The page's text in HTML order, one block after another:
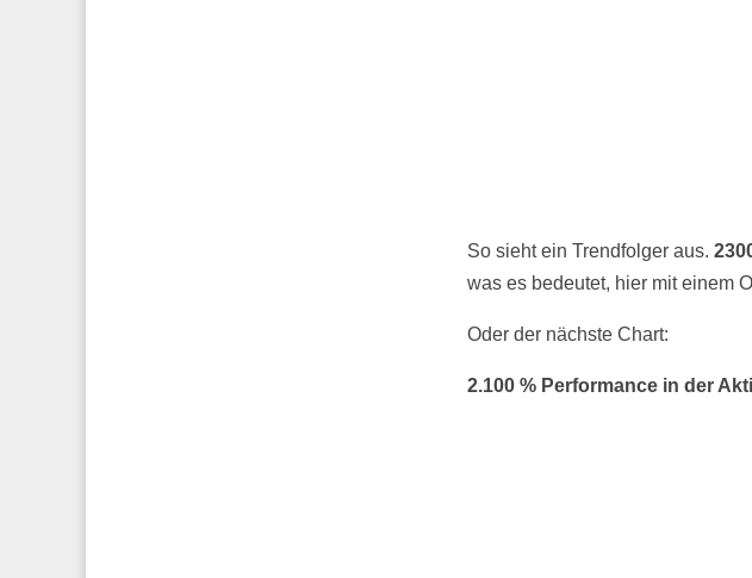
So sieht ein Trendfolger aus.
was es bedeutet, hier mit einem
Oder der nächste Chart:
2.100 % Performance in der